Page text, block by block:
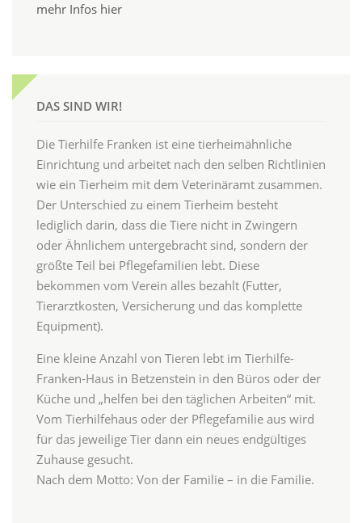
mehr Infos hier
DAS SIND WIR!
Die Tierhilfe Franken ist eine tierheimähnliche
Einrichtung und arbeitet nach den selben Richtlinien
wie ein Tierheim mit dem Veterinäramt zusammen.
Der Unterschied zu einem Tierheim besteht
lediglich darin, dass die Tiere nicht in Zwingern
oder Ähnlichem untergebracht sind, sondern der
größte Teil bei Pflegefamilien lebt. Diese
bekommen vom Verein alles bezahlt (Futter,
Tierarztkosten, Versicherung und das komplette
Equipment).
Eine kleine Anzahl von Tieren lebt im Tierhilfe-
Franken-Haus in Betzenstein in den Büros oder der
Küche und „helfen bei den täglichen Arbeiten“ mit.
Vom Tierhilfehaus oder der Pflegefamilie aus wird
für das jeweilige Tier dann ein neues endgültiges
Zuhause gesucht.
Nach dem Motto: Von der Familie – in die Familie.